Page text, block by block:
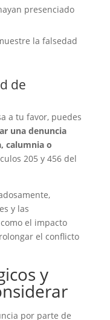
presenciado
la falsedad
de
a tu favor, puedes
una denuncia
calumnia o
205 y 456 del
y las
el impacto
el conflicto
y
por parte de